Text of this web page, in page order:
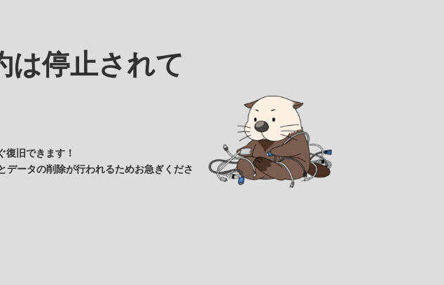
は停止されて
復旧できます！
データの削除が行われるためお急ぎくださ